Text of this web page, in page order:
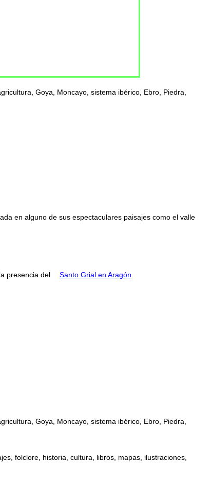
Goya, Moncayo, sistema ibérico, Ebro, Piedra,
en alguno de sus espectaculares paisajes como el valle
presencia del Santo Grial en Aragón
Goya, Moncayo, sistema ibérico, Ebro, Piedra,
folclore, historia, cultura, libros, mapas, ilustraciones,